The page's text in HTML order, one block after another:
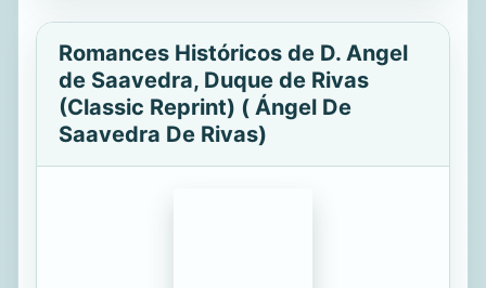
Romances Históricos de D. Angel
de Saavedra, Duque de Rivas
(Classic Reprint) ( Ángel De
Saavedra De Rivas)